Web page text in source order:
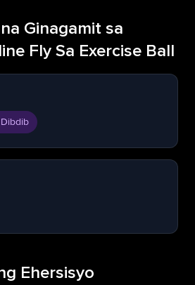
Ginagamit sa
Fly Sa Exercise Ball
Ehersisyo